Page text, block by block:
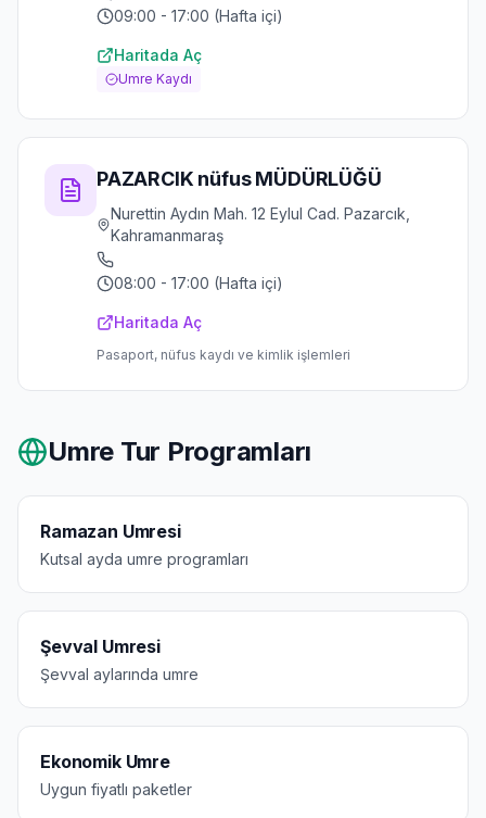
09:00 - 17:00 (Hafta içi)
Haritada Aç
Umre Kaydı
PAZARCIK nüfus MÜDÜRLÜĞÜ
Nurettin Aydın Mah. 12 Eylul Cad. Pazarcık,
Kahramanmaraş
08:00 - 17:00 (Hafta içi)
Haritada Aç
Pasaport, nüfus kaydı ve kimlik işlemleri
Umre Tur Programları
Ramazan Umresi
Kutsal ayda umre programları
Şevval Umresi
Şevval aylarında umre
Ekonomik Umre
Uygun fiyatlı paketler